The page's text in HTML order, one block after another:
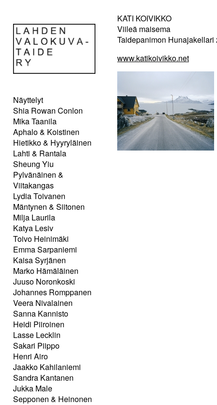
Näyttelyt
Shia Rowan Conlon
Mika Taanila
Aphalo & Koistinen
Hietikko & Hyyryläinen
Lahti & Rantala
Sheung Yiu
Pylvänäinen &
Viitakangas
Lydia Toivanen
Mäntynen & Siitonen
Milja Laurila
Katya Lesiv
Toivo Heinimäki
Emma Sarpaniemi
Kaisa Syrjänen
Marko Hämäläinen
Juuso Noronkoski
Johannes Romppanen
Veera Nivalainen
Sanna Kannisto
Heidi Piiroinen
Lasse Lecklin
Sakari Piippo
Henri Airo
Jaakko Kahilaniemi
Sandra Kantanen
Jukka Male
Sepponen & Heinonen
KATI KOIVIKKO
Viileä maisema
Taidepanimon Hunajakellari
www.katikoivikko.net